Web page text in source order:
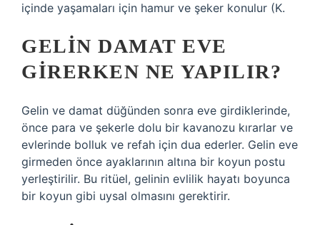
içinde yaşamaları için hamur ve şeker konulur (K.
GELIN DAMAT EVE
GIRERKEN NE YAPILIR?
Gelin ve damat düğünden sonra eve girdiklerinde,
önce para ve şekerle dolu bir kavanozu kırarlar ve
evlerinde bolluk ve refah için dua ederler. Gelin eve
girmeden önce ayaklarının altına bir koyun postu
yerleştirilir. Bu ritüel, gelinin evlilik hayatı boyunca
bir koyun gibi uysal olmasını gerektirir.